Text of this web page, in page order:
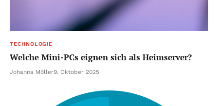
TECHNOLOGIE
Welche Mini-PCs eignen sich als Heimserver?
Johanna Möller9. Oktober 2025